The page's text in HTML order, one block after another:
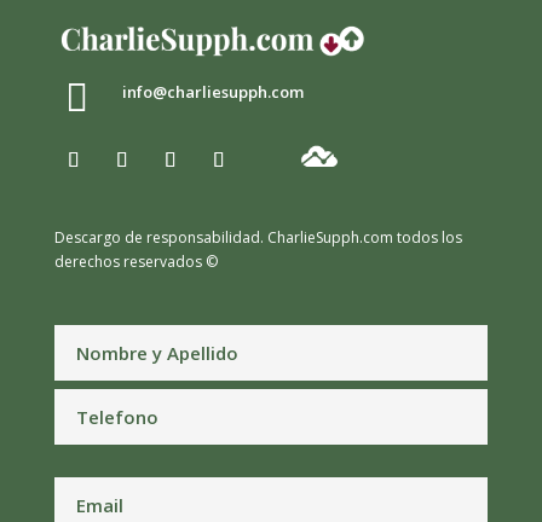
 info@charliesupph.com
Descargo de responsabilidad. CharlieSupph.com todos los
derechos reservados ©